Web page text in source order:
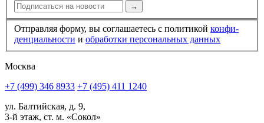
→
Отправляя форму, вы соглашаетесь с политикой конфи­
ден­циальности и обработки персональных данных
Москва
+7 (499) 346 8933 +7 (495) 411 1240
ул. Балтийская, д. 9,
3-й этаж, ст. м. «Сокол»